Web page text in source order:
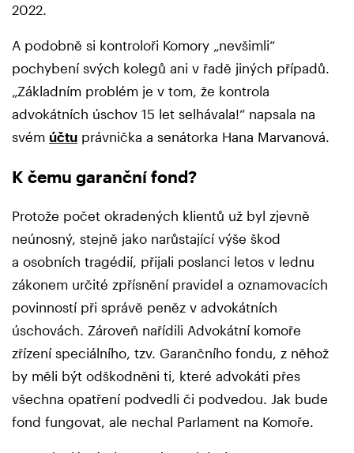
2022.
A podobně si kontroloři Komory „nevšimli“
pochybení svých kolegů ani v řadě jiných případů.
„Základním problém je v tom, že kontrola
advokátních úschov 15 let selhávala!“ napsala na
svém účtu právnička a senátorka Hana Marvanová.
K čemu garanční fond?
Protože počet okradených klientů už byl zjevně
neúnosný, stejně jako narůstající výše škod
a osobních tragédií, přijali poslanci letos v lednu
zákonem určité zpřísnění pravidel a oznamovacích
povinností při správě peněz v advokátních
úschovách. Zároveň nařídili Advokátní komoře
zřízení speciálního, tzv. Garančního fondu, z něhož
by měli být odškodněni ti, které advokáti přes
všechna opatření podvedli či podvedou. Jak bude
fond fungovat, ale nechal Parlament na Komoře.